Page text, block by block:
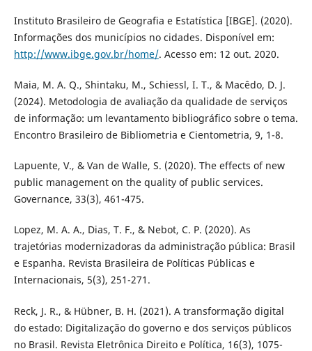
Instituto Brasileiro de Geografia e Estatística [IBGE]. (2020).
Informações dos municípios no cidades. Disponível em:
http://www.ibge.gov.br/home/. Acesso em: 12 out. 2020.
Maia, M. A. Q., Shintaku, M., Schiessl, I. T., & Macêdo, D. J.
(2024). Metodologia de avaliação da qualidade de serviços
de informação: um levantamento bibliográfico sobre o tema.
Encontro Brasileiro de Bibliometria e Cientometria, 9, 1-8.
Lapuente, V., & Van de Walle, S. (2020). The effects of new
public management on the quality of public services.
Governance, 33(3), 461-475.
Lopez, M. A. A., Dias, T. F., & Nebot, C. P. (2020). As
trajetórias modernizadoras da administração pública: Brasil
e Espanha. Revista Brasileira de Políticas Públicas e
Internacionais, 5(3), 251-271.
Reck, J. R., & Hübner, B. H. (2021). A transformação digital
do estado: Digitalização do governo e dos serviços públicos
no Brasil. Revista Eletrônica Direito e Política, 16(3), 1075-